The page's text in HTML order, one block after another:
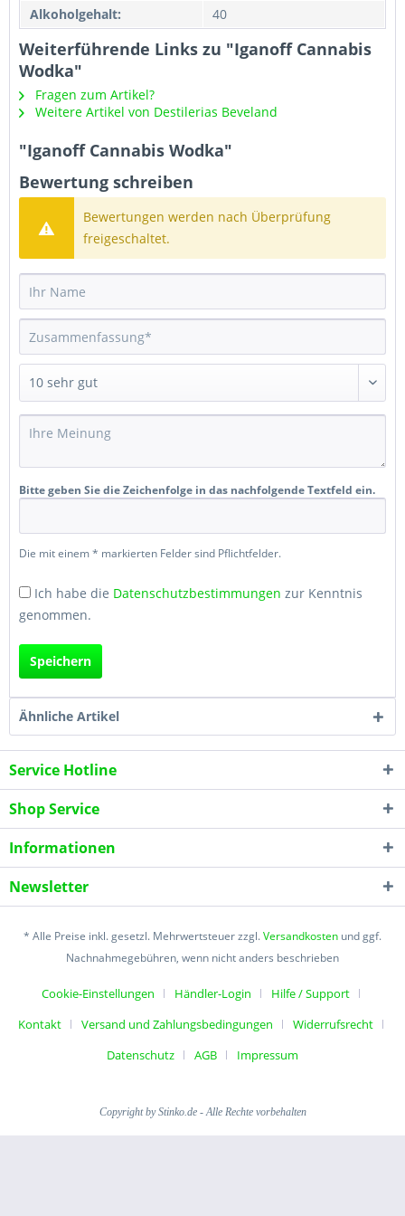
Alkoholgehalt: 40
Weiterführende Links zu "Iganoff Cannabis
Wodka"
Fragen zum Artikel?
Weitere Artikel von Destilerias Beveland
"Iganoff Cannabis Wodka"
Bewertung schreiben
Bewertungen werden nach Überprüfung
freigeschaltet.
Bitte geben Sie die Zeichenfolge in das nachfolgende Textfeld ein.
Die mit einem * markierten Felder sind Pflichtfelder.
Ich habe die Datenschutzbestimmungen zur Kenntnis
genommen.
Speichern
Ähnliche Artikel
Service Hotline
Shop Service
Informationen
Newsletter
* Alle Preise inkl. gesetzl. Mehrwertsteuer zzgl.Versandkosten und ggf.
Nachnahmegebühren, wenn nicht anders beschrieben
Cookie-Einstellungen Händler-Login
Hilfe / Support
Kontakt
Versand und Zahlungsbedingungen
Widerrufsrecht
Datenschutz
AGB Impressum
Copyright by Stinko.de - Alle Rechte vorbehalten